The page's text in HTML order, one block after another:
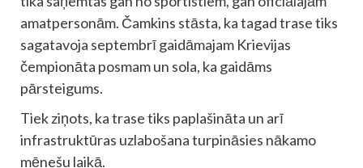
amatpersonām. Čamkins stāsta, ka tagad trase tiks
sagatavoja septembrī gaidāmajam Krievijas
čempionāta posmam un sola, ka gaidāms
pārsteigums.
Tiek ziņots, ka trase tiks paplašināta un arī
infrastruktūras uzlabošana turpināsies nākamo
mēnešu laikā.